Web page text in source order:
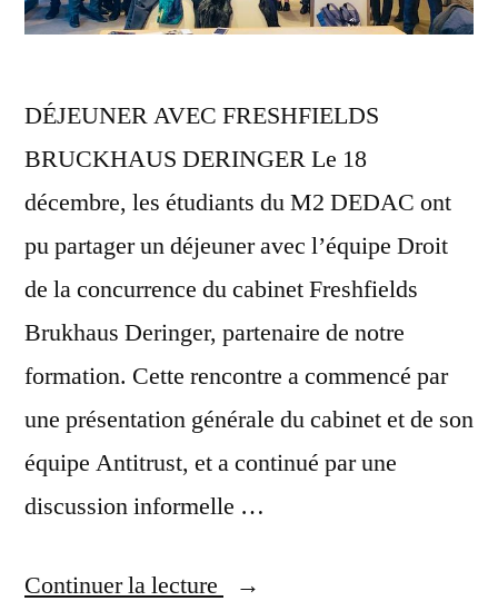
DÉJEUNER AVEC FRESHFIELDS
BRUCKHAUS DERINGER Le 18
décembre, les étudiants du M2 DEDAC ont
pu partager un déjeuner avec l’équipe Droit
de la concurrence du cabinet Freshfields
Brukhaus Deringer, partenaire de notre
formation. Cette rencontre a commencé par
une présentation générale du cabinet et de son
équipe Antitrust, et a continué par une
discussion informelle …
Continuer la lecture